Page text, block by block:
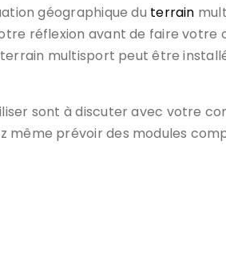
géographique du terrain
réflexion avant de faire
multisport peut être
sont à discuter avec votre
même prévoir des modules